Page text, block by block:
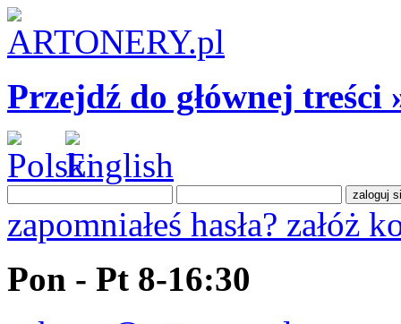
Przejdź do głównej treści
zapomniałeś hasła? załóż
Pon - Pt 8-16:30